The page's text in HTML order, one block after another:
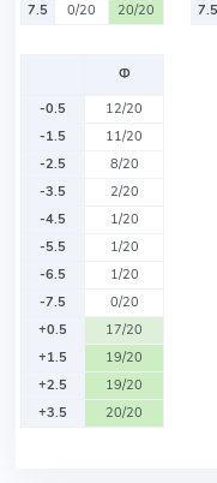
7.5
0/20 20/20
7.5
Ф
-0.5
12/20
-1.5
11/20
-2.5
8/20
-3.5
2/20
-4.5
1/20
-5.5
1/20
-6.5
1/20
-7.5
0/20
+0.5
17/20
+1.5
19/20
+2.5
19/20
+3.5
20/20